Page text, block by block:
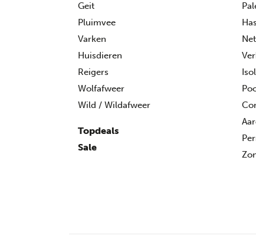
Geit
Pluimvee
Varken
Huisdieren
Reigers
Wolfafweer
Wild / Wildafweer
Topdeals
Sale